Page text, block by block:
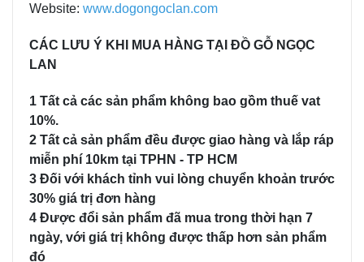
Website: www.dogongoclan.com
CÁC LƯU Ý KHI MUA HÀNG TẠI ĐỒ GỖ NGỌC
LAN
1 Tất cả các sản phẩm không bao gồm thuế vat
10%.
2 Tất cả sản phẩm đều được giao hàng và lắp ráp
miễn phí 10km tại TPHN - TP HCM
3 Đối với khách tỉnh vui lòng chuyển khoản trước
30% giá trị đơn hàng
4 Được đổi sản phẩm đã mua trong thời hạn 7
ngày, với giá trị không được thấp hơn sản phẩm
đó